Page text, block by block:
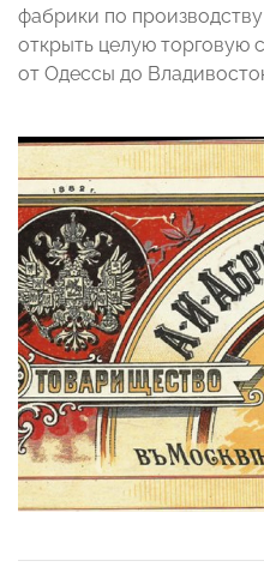
фабрики по
открыть целую торговую
от Одессы до